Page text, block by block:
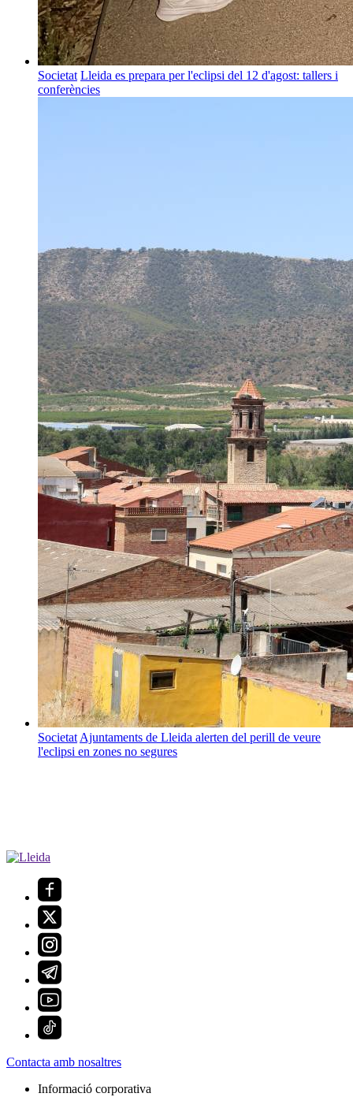
Societat Lleida es prepara per l'eclipsi del 12 d'agost: tallers i
conferències
Societat Ajuntaments de Lleida alerten del perill de veure
l'eclipsi en zones no segures
Contacta amb nosaltres
Informació corporativa